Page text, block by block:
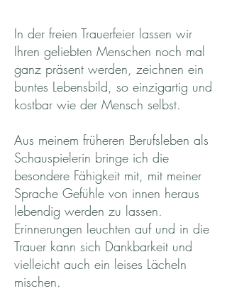
In der freien Trauerfeier lassen wir
Ihren geliebten Menschen noch mal
ganz präsent werden, zeichnen ein
buntes Lebensbild, so einzigartig und
kostbar wie der Mensch selbst.
Aus meinem früheren Berufsleben als
Schauspielerin bringe ich die
besondere Fähigkeit mit, mit meiner
Sprache Gefühle von innen heraus
lebendig werden zu lassen.
Erinnerungen leuchten auf und in die
Trauer kann sich Dankbarkeit und
vielleicht auch ein leises Lächeln
mischen.